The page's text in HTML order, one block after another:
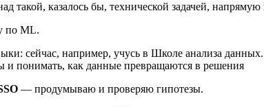
такой, казалось бы, технической задачей,
по ML.
сейчас, например, учусь в Школе анализа
и понимать, как данные превращаются в решения
— продумываю и проверяю гипотезы.